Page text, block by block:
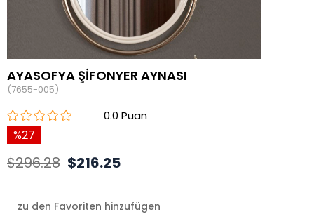
AYASOFYA ŞİFONYER AYNASI
(7655-005)
0.0
27
$296.28 $216.25
zu den Favoriten hinzufügen